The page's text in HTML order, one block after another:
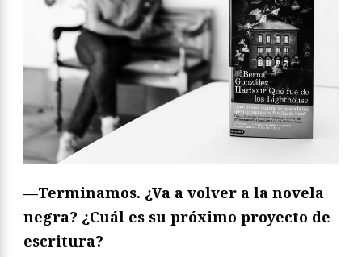
—Terminamos. ¿Va a volver a la novela
negra? ¿Cuál es su próximo proyecto de
escritura?